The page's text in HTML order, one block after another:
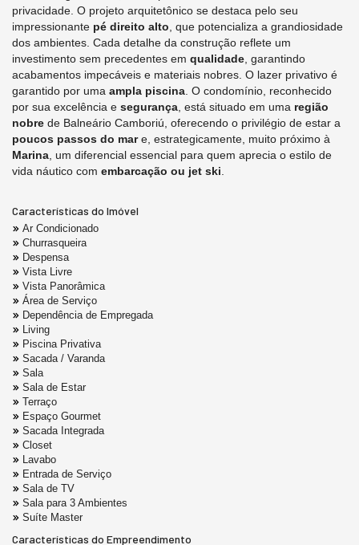
privacidade. O projeto arquitetônico se destaca pelo seu
impressionante pé direito alto, que potencializa a grandiosidade
dos ambientes. Cada detalhe da construção reflete um
investimento sem precedentes em qualidade, garantindo
acabamentos impecáveis e materiais nobres. O lazer privativo é
garantido por uma ampla piscina. O condomínio, reconhecido
por sua excelência e segurança, está situado em uma região
nobre de Balneário Camboriú, oferecendo o privilégio de estar a
poucos passos do mare, estrategicamente, muito próximo à
Marina, um diferencial essencial para quem aprecia o estilo de
vida náutico com embarcação ou jet ski.
Características do Imóvel
Ar Condicionado
Churrasqueira
Despensa
Vista Livre
Vista Panorâmica
Área de Serviço
Dependência de Empregada
Living
Piscina Privativa
Sacada / Varanda
Sala
Sala de Estar
Terraço
Espaço Gourmet
Sacada Integrada
Closet
Lavabo
Entrada de Serviço
Sala de TV
Sala para 3 Ambientes
Suíte Master
Características do Empreendimento